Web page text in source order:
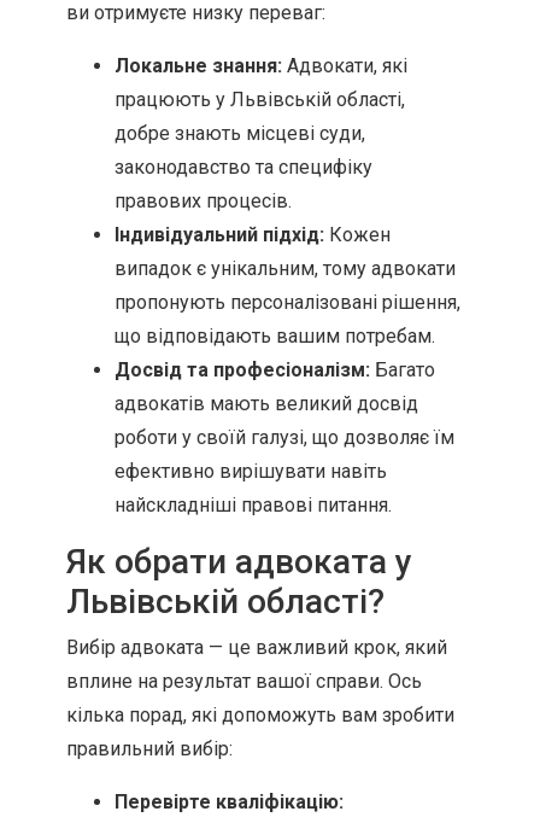
ви отримуєте низку переваг:
Локальне знання: Адвокати, які
працюють у Львівській області,
добре знають місцеві суди,
законодавство та специфіку
правових процесів.
Індивідуальний підхід: Кожен
випадок є унікальним, тому адвокати
пропонують персоналізовані рішення,
що відповідають вашим потребам.
Досвід та професіоналізм: Багато
адвокатів мають великий досвід
роботи у своїй галузі, що дозволяє їм
ефективно вирішувати навіть
найскладніші правові питання.
Як обрати адвоката у
Львівській області?
Вибір адвоката — це важливий крок, який
вплине на результат вашої справи. Ось
кілька порад, які допоможуть вам зробити
правильний вибір:
Перевірте кваліфікацію: